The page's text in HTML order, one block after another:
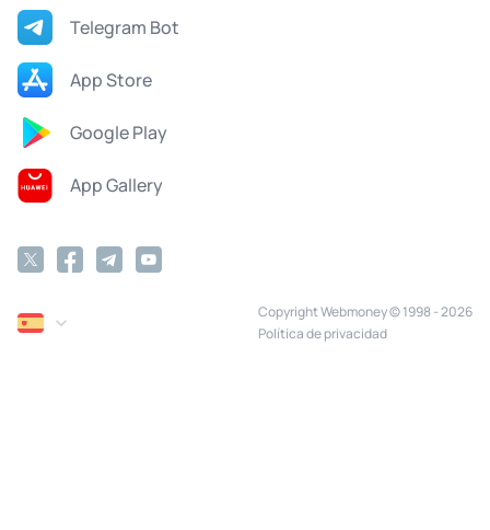
Telegram Bot
App Store
Google Play
App Gallery
Copyright Webmoney © 1998 - 2026
Política de privacidad